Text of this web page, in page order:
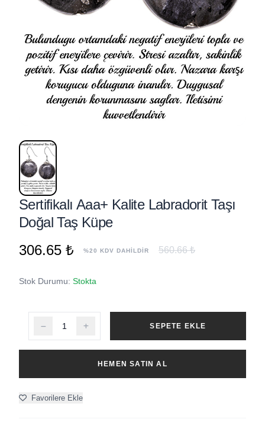
Sertifikalı Aaa+ Kalite Labradorit Taşı
Doğal Taş Küpe
306.65 ₺
%20 KDV DAHİLDİR 560.66 ₺
Stok Durumu: Stokta
SEPETE EKLE
HEMEN SATIN AL
Favorilere Ekle